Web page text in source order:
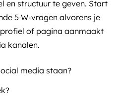
en structuur te geven. Start
5 W-vragen alvorens je
of pagina aanmaakt
kanalen.
media staan?